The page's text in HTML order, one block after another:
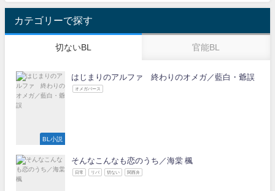
カテゴリーで探す
切ないBL 官能BL
BL小説
はじまりのアルファ 終わりのオメガ／藍白・爺誤
オメガバース
そんなこんなも恋のうち／海棠 楓
日常 リバ 切ない 関西弁